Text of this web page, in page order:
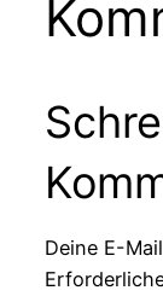
Deine E-